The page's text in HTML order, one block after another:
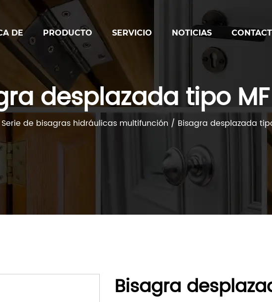
DE PRODUCTO SERVICIO NOTICIAS
desplazada tipo MF
Serie de bisagras hidráulicas multifunción / Bisagra desplazada
Bisagra